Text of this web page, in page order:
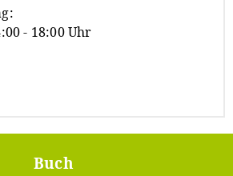
- 18:00 Uhr
Buch